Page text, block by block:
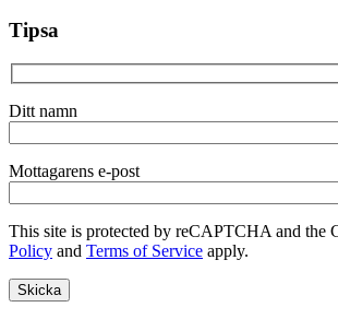
Tipsa
Ditt namn
Mottagarens e-post
This site is protected by reCAPTCHA and the
Policy and Terms of Service apply.